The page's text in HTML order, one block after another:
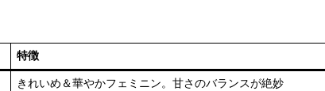
特徴
きれいめ＆華やかフェミニン。甘さのバランスが絶妙